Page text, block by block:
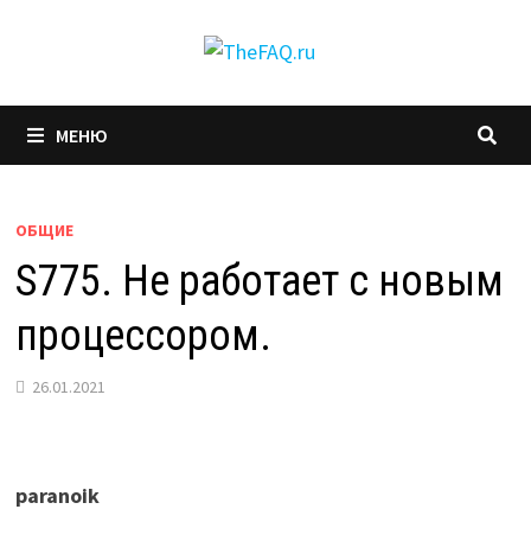
МЕНЮ
ОБЩИЕ
S775. Не работает с новым
процессором.
26.01.2021
paranoik